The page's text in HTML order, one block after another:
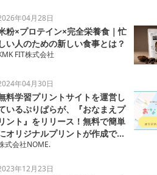
年04月28日
粉×プロテイン×完全栄養食｜忙
しい人のための新しい食事とは？
FIT株式会社
年04月30日
料学習プリントサイトを運営し
いるぷりぱらが、『おなまえプ
リント』をリリース！無料で簡単
オリジナルプリントが作成でき
！
式会社NOME.
年12月23日